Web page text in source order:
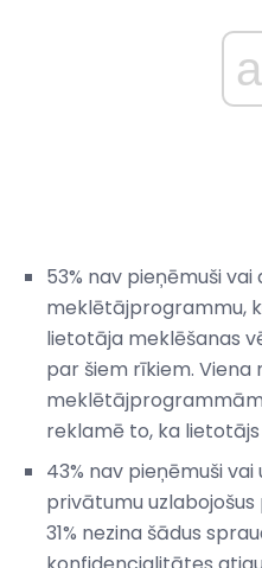
53% nav pieņēmuši
meklētājprogrammu,
lietotāja meklēšanas
par šiem rīkiem.
reklamē to, ka
43% nav pieņēmuši vai
privātumu
31% nezina šādus